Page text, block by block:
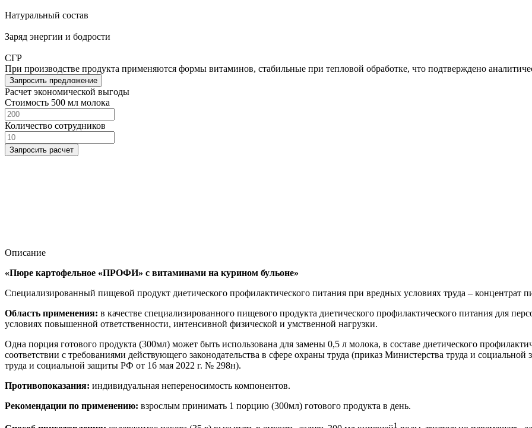
Натуральный состав
Заряд энергии и бодрости
СГР
При производстве продукта применяются формы витаминов, стабильные при тепловой обработке, что подтверждено
Запросить предложение
Расчет экономической выгоды
Стоимость 500 мл молока
Количество сотрудников
Запросить расчет
Описание
«Пюре картофельное «ПРОФИ» с витаминами на курином бульоне»
Специализированный пищевой продукт диетического профилактического питания при вредных условиях труда – концентрат
Область применения: в качестве специализированного пищевого продукта диетического профилактического питания для
условиях повышенной ответственности, интенсивной физической и умственной нагрузки.
Одна порция готового продукта (300мл) может быть использована для замены 0,5 л молока, в составе диетического
соответствии с требованиями действующего законодательства в сфере охраны труда (приказ Министерства труда и
труда и социальной защиты РФ от 16 мая 2022 г. № 298н).
Противопоказания: индивидуальная непереносимость компонентов.
Рекомендации по применению: взрослым принимать 1 порцию (300мл) готового продукта в день.
1